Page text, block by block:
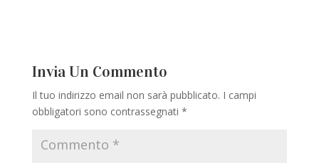
Invia Un Commento
Il tuo indirizzo email non sarà pubblicato. I campi
obbligatori sono contrassegnati *